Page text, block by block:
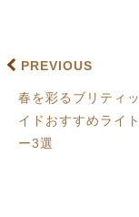
PREVIOUS
春を彩るブリティ
イドおすすめライ
ー3選